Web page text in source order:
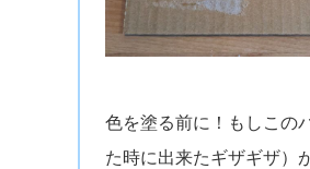
色を塗る前に！もしこの
た時に出来たギザギザ）